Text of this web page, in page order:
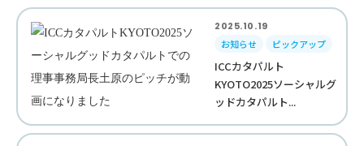
2025.10.19
お知らせ
ピックアップ
ICCカタパルト
KYOTO2025ソーシャルグ
ッドカタパルト...